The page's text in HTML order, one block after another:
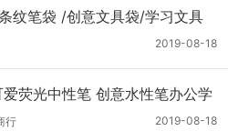
纹笔袋 /创意文具袋/学习文具
2019-08-18
荧光中性笔 创意水性笔办公学
2019-08-18
行